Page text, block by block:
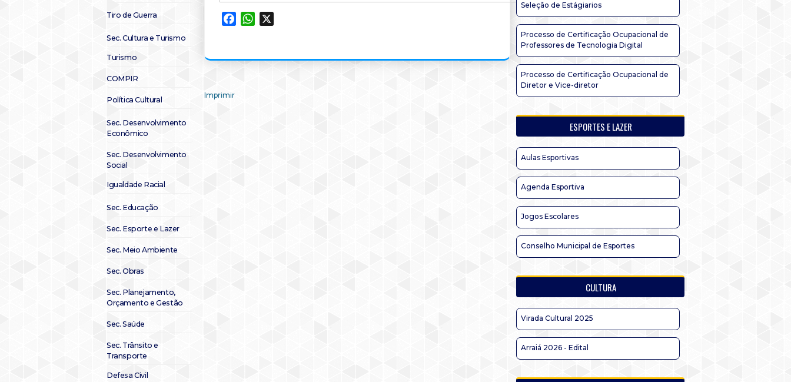
Tiro de Guerra
Sec. Cultura e Turismo
Turismo
COMPIR
Política Cultural
Sec. Desenvolvimento
Econômico
Sec. Desenvolvimento
Social
Igualdade Racial
Sec. Educação
Sec. Esporte e Lazer
Sec. Meio Ambiente
Sec. Obras
Sec. Planejamento,
Orçamento e Gestão
Sec. Saúde
Sec. Trânsito e
Transporte
Defesa Civil
FacebookWhatsApp
Imprimir
Seleção de Estágiarios
Processo de Certificação Ocupacional de
Professores de Tecnologia Digital
Processo de Certificação Ocupacional de
Diretor e Vice-diretor
ESPORTES E LAZER
Aulas Esportivas
Agenda Esportiva
Jogos Escolares
Conselho Municipal de Esportes
CULTURA
Virada Cultural 2025
Arraiá 2026 - Edital